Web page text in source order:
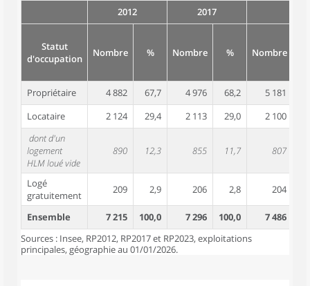
2012 2017
Statut
d'occupation
Nombre % Nombre % Nombre
Propriétaire 4 882 67,7 4 976 68,2 5 181
Locataire
2 124 29,4 2 113 29,0 2 100
dont d'un
logement
HLM loué vide
890 12,3 855 11,7 807
Logé
gratuitement
209 2,9 206 2,8 204
Ensemble 7 215 100,0 7 296 100,0 7 486
Sources : Insee, RP2012, RP2017 et RP2023, exploitations
principales, géographie au 01/01/2026.